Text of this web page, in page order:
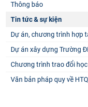
Thông báo
Tin tức & sự kiện
Dự án, chương trình hợp
Dự án xây dựng Trường
Chương trình trao đổi học
Văn bản pháp quy về